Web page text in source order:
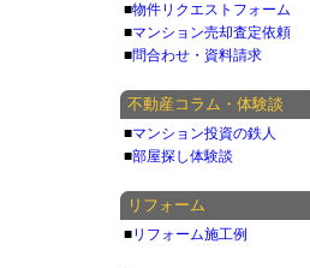
■物件リクエストフォーム
■マンション売却査定依頼
■問合わせ・資料請求
不動産コラム・体験談
■マンション投資の鉄人
■部屋探し体験談
リフォーム
■リフォーム施工例